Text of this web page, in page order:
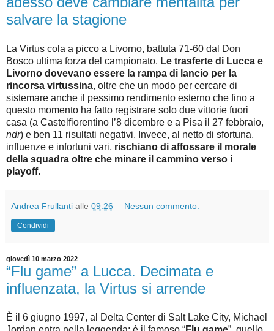
salvare la stagione
La Virtus cola a picco a Livorno, battuta 71-60 dal Don
Bosco ultima forza del campionato. Le trasferte di Lucca e
Livorno dovevano essere la rampa di lancio per la
rincorsa virtussina, oltre che un modo per cercare di
sistemare anche il pessimo rendimento esterno che fino a
questo momento ha fatto registrare solo due vittorie fuori
casa (a Castelfiorentino l’8 dicembre e a Pisa il 27 febbraio,
ndr) e ben 11 risultati negativi. Invece, al netto di sfortuna,
influenze e infortuni vari, rischiano di affossare il morale
della squadra oltre che minare il cammino verso i
playoff.
Andrea Frullanti alle 09:26 Nessun commento:
Condividi
giovedì 10 marzo 2022
“Flu game” a Lucca. Decimata e
influenzata, la Virtus si arrende
È il 6 giugno 1997, al Delta Center di Salt Lake City, Michael